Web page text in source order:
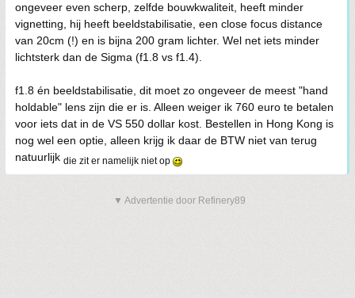
ongeveer even scherp, zelfde bouwkwaliteit, heeft minder
vignetting, hij heeft beeldstabilisatie, een close focus distance
van 20cm (!) en is bijna 200 gram lichter. Wel net iets minder
lichtsterk dan de Sigma (f1.8 vs f1.4).
f1.8 én beeldstabilisatie, dit moet zo ongeveer de meest "hand
holdable" lens zijn die er is. Alleen weiger ik 760 euro te betalen
voor iets dat in de VS 550 dollar kost. Bestellen in Hong Kong is
nog wel een optie, alleen krijg ik daar de BTW niet van terug
natuurlijk die zit er namelijk niet op
▼ Advertentie door Refinery89